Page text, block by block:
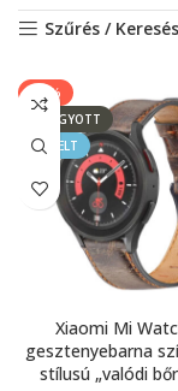
Szűrés / Keresés
-17%
ELFOGYOTT
KIEMELT
Xiaomi Mi
gesztenyebarna
stílusú „valódi